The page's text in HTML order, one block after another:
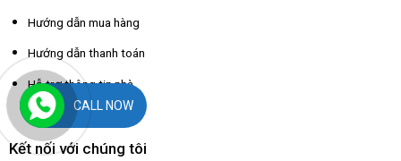
Hướng dẫn mua hàng
Hướng dẫn thanh toán
Hỗ trợ thông tin nhà
xe các tỉnh
Kết nối với chúng tôi
CALL NOW